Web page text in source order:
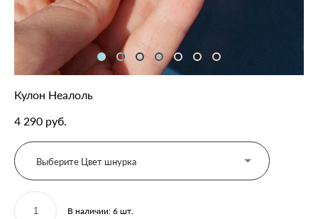
Кулон Неалоль
4 290 pуб.
Выберите Цвет шнурка
В наличии: 6 шт.